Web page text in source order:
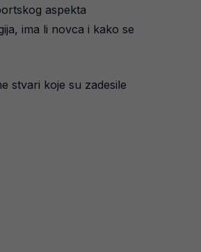
aspekta
ima li novca i kako se
stvari koje su zadesile